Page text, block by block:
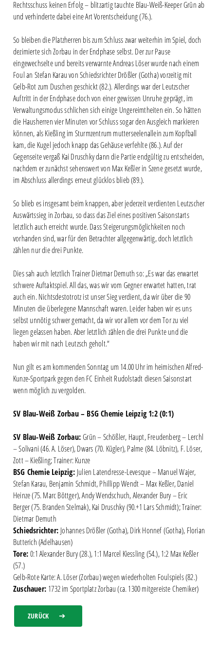
Rechtsschuss keinen Erfolg – blitzartig tauchte Blau-Weiß-Keeper Grün ab
und verhinderte dabei eine Art Vorentscheidung (76.).
So bleiben die Platzherren bis zum Schluss zwar weiterhin im Spiel, doch
dezimierte sich Zorbau in der Endphase selbst. Der zur Pause
eingewechselte und bereits verwarnte Andreas Löser wurde nach einem
Foul an Stefan Karau von Schiedsrichter Drößler (Gotha) vorzeitig mit
Gelb-Rot zum Duschen geschickt (82.). Allerdings war der Leutzscher
Auftritt in der Endphase doch von einer gewissen Unruhe geprägt, im
Verwaltungsmodus schlichen sich einige Ungereimtheiten ein. So hätten
die Hausherren vier Minuten vor Schluss sogar den Ausgleich markieren
können, als Kießling im Sturmzentrum mutterseelenallein zum Kopfball
kam, die Kugel jedoch knapp das Gehäuse verfehlte (86.). Auf der
Gegenseite vergaß Kai Druschky dann die Partie endgültig zu entscheiden,
nachdem er zunächst sehenswert von Max Keßler in Szene gesetzt wurde,
im Abschluss allerdings erneut glücklos blieb (89.).
So blieb es insgesamt beim knappen, aber jederzeit verdienten Leutzscher
Auswärtssieg in Zorbau, so dass das Ziel eines positiven Saisonstarts
letztlich auch erreicht wurde. Dass Steigerungsmöglichkeiten noch
vorhanden sind, war für den Betrachter allgegenwärtig, doch letztlich
zählen nur die drei Punkte.
Dies sah auch letztlich Trainer Dietmar Demuth so: „Es war das erwartet
schwere Auftaktspiel. All das, was wir vom Gegner erwartet hatten, trat
auch ein. Nichtsdestotrotz ist unser Sieg verdient, da wir über die 90
Minuten die überlegene Mannschaft waren. Leider haben wir es uns
selbst unnötig schwer gemacht, da wir vor allem vor dem Tor zu viel
liegen gelassen haben. Aber letztlich zählen die drei Punkte und die
haben wir mit nach Leutzsch geholt.“
Nun gilt es am kommenden Sonntag um 14.00 Uhr im heimischen Alfred-
Kunze-Sportpark gegen den FC Einheit Rudolstadt diesen Saisonstart
wenn möglich zu vergolden.
SV Blau-Weiß Zorbau – BSG Chemie Leipzig 1:2 (0:1)
SV Blau-Weiß Zorbau:Grün – Schößler, Haupt, Freudenberg – Lerchl
– Solivani (46. A. Löser), Dwars (70. Kügler), Palme (84. Löbnitz), F. Löser,
Zott – Kießling; Trainer: Kunze
BSG Chemie Leipzig:Julien Latendresse-Levesque – Manuel Wajer,
Stefan Karau, Benjamin Schmidt, Phillipp Wendt – Max Keßler, Daniel
Heinze (75. Marc Böttger), Andy Wendschuch, Alexander Bury – Eric
Berger (75. Branden Stelmak), Kai Druschky (90.+1 Lars Schmidt); Trainer:
Dietmar Demuth
Schiedsrichter:Johannes Drößler (Gotha), Dirk Honnef (Gotha), Florian
Butterich (Adelhausen)
Tore:0:1 Alexander Bury (28.), 1:1 Marcel Kiessling (54.), 1:2 Max Keßler
(57.)
Gelb-Rote Karte: A. Löser (Zorbau) wegen wiederholten Foulspiels (82.)
Zuschauer:1732 im Sportplatz Zorbau (ca. 1300 mitgereiste Chemiker)
ZURÜCK